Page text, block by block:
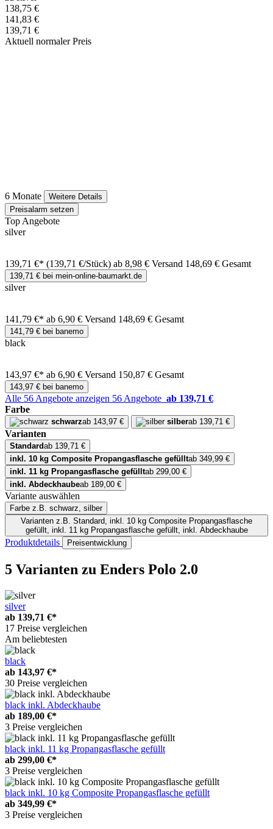
138,75 €
141,83 €
139,71 €
Aktuell normaler Preis
6 Monate
Weitere Details
Preisalarm setzen
Top Angebote
silver
139,71 €* (139,71 €/Stück) ab 8,98 € Versand 148,69 € Gesamt
139,71 € bei mein-online-baumarkt.de
silver
141,79 €* ab 6,90 € Versand 148,69 € Gesamt
141,79 € bei banemo
black
143,97 €* ab 6,90 € Versand 150,87 € Gesamt
143,97 € bei banemo
Alle 56 Angebote anzeigen 56 Angebote ab 139,71 €
Farbe
schwarzab 143,97 € silberab 139,71 €
Varianten
Standardab 139,71 €
inkl. 10 kg Composite Propangasflasche gefülltab 349,99 €
inkl. 11 kg Propangasflasche gefülltab 299,00 €
inkl. Abdeckhaubeab 189,00 €
Variante auswählen
Farbe z.B. schwarz, silber
Varianten
gefüllt, inkl. 11 kg Propangasflasche gefüllt, inkl. Abdeckhaube
Produktdetails Preisentwicklung
5 Varianten zu Enders Polo 2.0
silver
ab 139,71 €*
17 Preise vergleichen
Am beliebtesten
black
ab 143,97 €*
30 Preise vergleichen
black inkl. Abdeckhaube
ab 189,00 €*
3 Preise vergleichen
black inkl. 11 kg Propangasflasche gefüllt
ab 299,00 €*
3 Preise vergleichen
black inkl. 10 kg Composite Propangasflasche gefüllt
ab 349,99 €*
3 Preise vergleichen